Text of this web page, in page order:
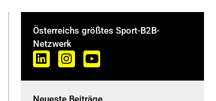
Österreichs größtes Sport-B2B-
Netzwerk